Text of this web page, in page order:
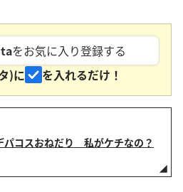
をお気に入り登録する
)に
を入れるだけ！
パコスおねだり 私がケチなの？